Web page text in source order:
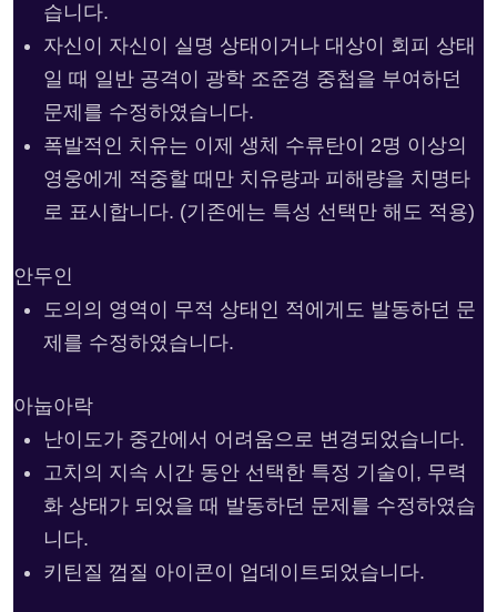
습니다.
자신이 자신이 실명 상태이거나 대상이 회피 상태
일 때 일반 공격이 광학 조준경 중첩을 부여하던
문제를 수정하였습니다.
폭발적인 치유는 이제 생체 수류탄이 2명 이상의
영웅에게 적중할 때만 치유량과 피해량을 치명타
로 표시합니다. (기존에는 특성 선택만 해도 적용)
안두인
도의의 영역이 무적 상태인 적에게도 발동하던 문
제를 수정하였습니다.
아눕아락
난이도가 중간에서 어려움으로 변경되었습니다.
고치의 지속 시간 동안 선택한 특정 기술이, 무력
화 상태가 되었을 때 발동하던 문제를 수정하였습
니다.
키틴질 껍질 아이콘이 업데이트되었습니다.